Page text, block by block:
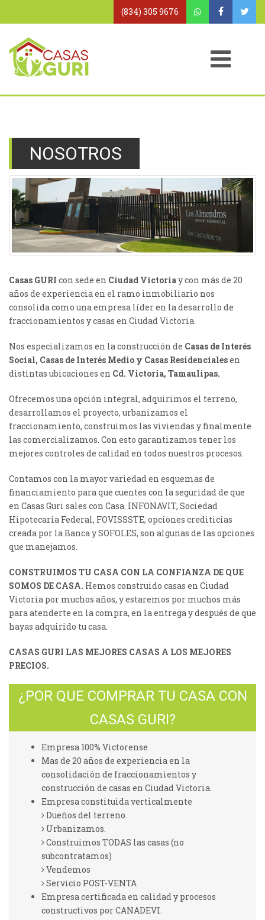
(834) 305 9676
NOSOTROS
Casas GURI con sede en Ciudad Victoriay con más de 20
años de experiencia en el ramo inmobiliario nos
consolida como una empresa líder en la desarrollo de
fraccionamientos y casas en Ciudad Victoria.
Nos especializamos en la construcción de Casas de Interés
Social, Casas de Interés Medio y Casas Residencialesen
distintas ubicaciones en Cd. Victoria, Tamaulipas.
Ofrecemos una opción integral, adquirimos el terreno,
desarrollamos el proyecto, urbanizamos el
fraccionamiento, construimos las viviendas y finalmente
las comercializamos. Con esto garantizamos tener los
mejores controles de calidad en todos nuestros procesos.
Contamos con la mayor variedad en esquemas de
financiamiento para que cuentes con la seguridad de que
en Casas Guri sales con Casa. INFONAVIT, Sociedad
Hipotecaria Federal, FOVISSSTE, opciones crediticias
creada por la Banca y SOFOLES, son algunas de las opciones
que manejamos.
CONSTRUIMOS TU CASA CON LA CONFIANZA DE QUE
SOMOS DE CASA. Hemos construido casas en Ciudad
Victoria por muchos años, y estaremos por muchos más
para atenderte en la compra, en la entrega y después de que
hayas adquirido tu casa.
CASAS GURI LAS MEJORES CASAS A LOS MEJORES
PRECIOS.
¿POR QUE COMPRAR TU CASA CON
CASAS GURI?
Empresa 100% Victorense
Mas de 20 años de experiencia en la
consolidación de fraccionamientos y
construcción de casas en Ciudad Victoria.
Empresa constituida verticalmente
Dueños del terreno.
Urbanizamos.
Construimos TODAS las casas (no
subcontratamos)
Vendemos
Servicio POST-VENTA
Empresa certificada en calidad y procesos
constructivos por CANADEVI.